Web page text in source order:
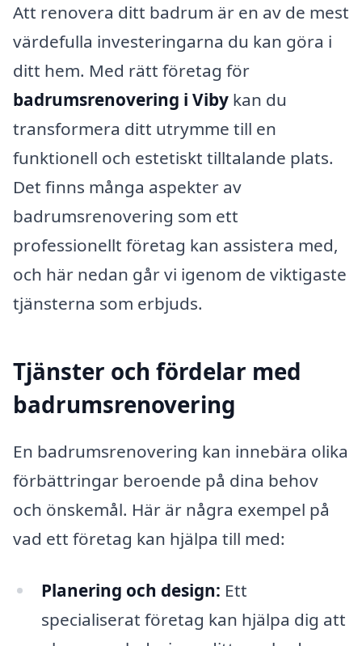
Att renovera ditt badrum är en av de mest
värdefulla investeringarna du kan göra i
ditt hem. Med rätt företag för
badrumsrenovering i Viby kan du
transformera ditt utrymme till en
funktionell och estetiskt tilltalande plats.
Det finns många aspekter av
badrumsrenovering som ett
professionellt företag kan assistera med,
och här nedan går vi igenom de viktigaste
tjänsterna som erbjuds.
Tjänster och fördelar med
badrumsrenovering
En badrumsrenovering kan innebära olika
förbättringar beroende på dina behov
och önskemål. Här är några exempel på
vad ett företag kan hjälpa till med:
Planering och design: Ett
specialiserat företag kan hjälpa dig att